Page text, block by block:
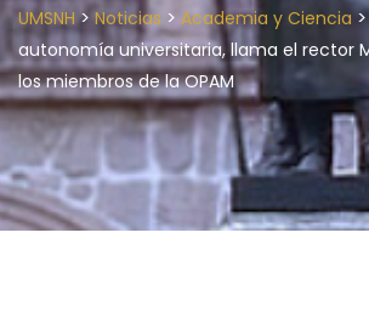
UMSNH> Noticias > Academia y Ciencia
autonomía universitaria, llama el rector
los miembros de la OPAM